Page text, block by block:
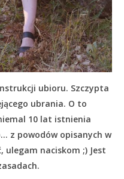
ubioru. Szczypta
ubrania. O to
10 lat istnienia
z powodów opisanych w
ulegam naciskom ;) Jest